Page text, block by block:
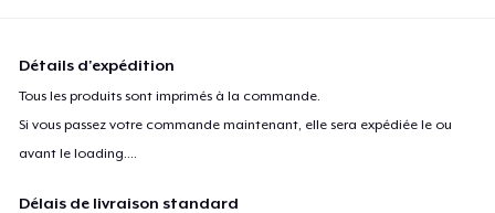
Détails d'expédition
Tous les produits sont imprimés à la commande.
Si vous passez votre commande maintenant, elle sera expédiée le ou
avant leloading....
Délais de livraison standard